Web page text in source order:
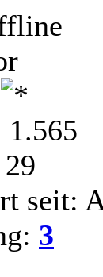
1.565
seit:
3